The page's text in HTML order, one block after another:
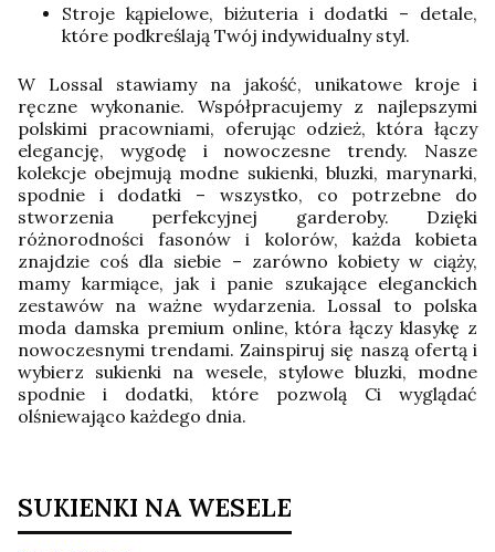
Stroje kąpielowe, biżuteria i dodatki – detale,
które podkreślają Twój indywidualny styl.
W Lossal stawiamy na jakość, unikatowe kroje i
ręczne wykonanie. Współpracujemy z najlepszymi
polskimi pracowniami, oferując odzież, która łączy
elegancję, wygodę i nowoczesne trendy. Nasze
kolekcje obejmują modne sukienki, bluzki, marynarki,
spodnie i dodatki – wszystko, co potrzebne do
stworzenia perfekcyjnej garderoby. Dzięki
różnorodności fasonów i kolorów, każda kobieta
znajdzie coś dla siebie – zarówno kobiety w ciąży,
mamy karmiące, jak i panie szukające eleganckich
zestawów na ważne wydarzenia. Lossal to polska
moda damska premium online, która łączy klasykę z
nowoczesnymi trendami. Zainspiruj się naszą ofertą i
wybierz sukienki na wesele, stylowe bluzki, modne
spodnie i dodatki, które pozwolą Ci wyglądać
olśniewająco każdego dnia.
SUKIENKI NA WESELE